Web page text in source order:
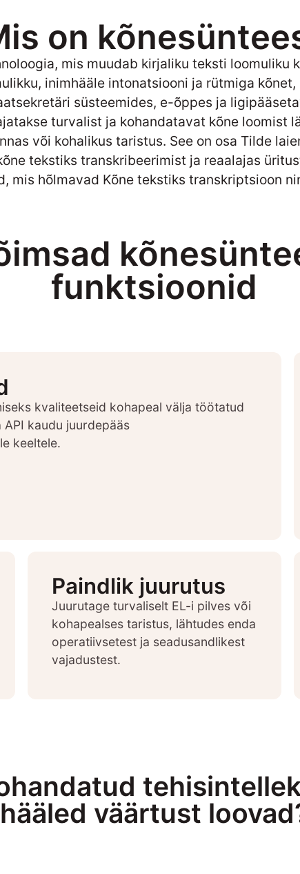
on
mis muudab kirjaliku teksti loomuliku
inimhääle intonatsiooni ja rütmiga
süsteemides, e-õppes ja
turvalist ja kohandatavat kõne loomist
või kohalikus taristus. See on osa Tilde
tekstiks transkribeerimist ja reaalajas
, mis hõlmavad Kõne tekstiks transkriptsioon
funktsioonid
kvaliteetseid kohapeal välja töötatud
kaudu juurdepääs
keeltele.
Paindlik juurutus
Juurutage turvaliselt EL-i pilves või
kohapealses taristus, lähtudes enda
operatiivsetest ja seadusandlikest
vajadustest.
hääled väärtust